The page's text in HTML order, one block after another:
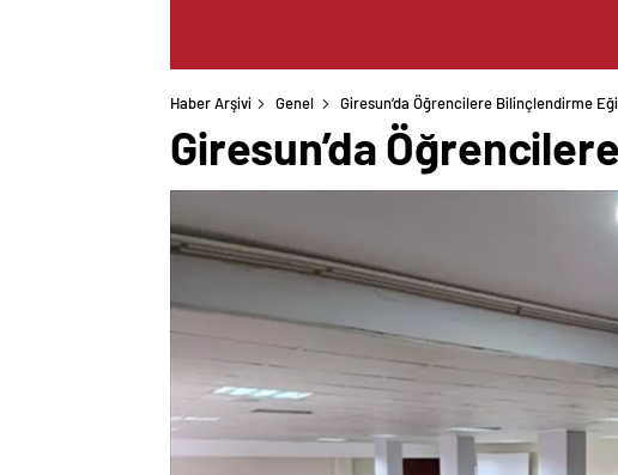
Haber Arşivi Genel Giresun’da Öğrencilere Bilinçlendirme
Giresun’da